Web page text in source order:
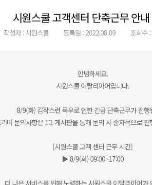
시원스쿨 고객센터 단축근무 안
작성자 : 시원스쿨 등록일 : 2022.08.09 조회수
안녕하세요.
시원스쿨 이탈리아어입니다.
8/9(화) 갑작스런 폭우로 인한 긴급 단축근무가 진행
며 문의사항은 1:1 게시판을 통해 문의 시 순차적으로
[시원스쿨 고객 센터 근무 시간]
▶ 8/9(화) 09:00~17:00
더 나은 서비스를 위해 노력하는 시원스쿨 이탈리아어가